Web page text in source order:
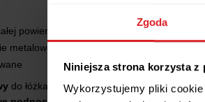
Zgoda
Niniejsza strona korzysta z
Wykorzystujemy pliki
powierzchni spania
metalowej (deseczki bukowe, sprężynujące)
do łóżka wykonany z solidnej, wytrzymałej